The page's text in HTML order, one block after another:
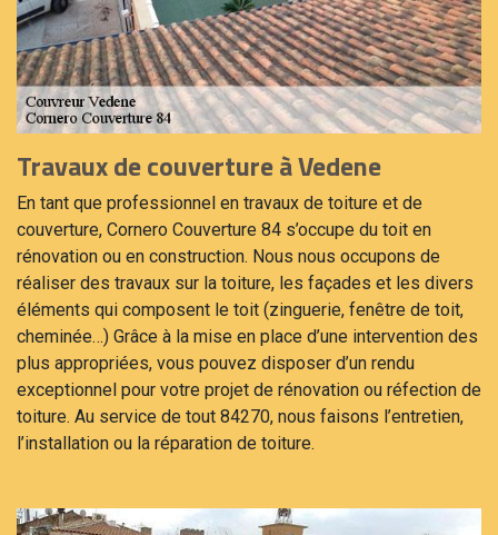
Travaux de couverture à Vedene
En tant que professionnel en travaux de toiture et de
couverture, Cornero Couverture 84 s’occupe du toit en
rénovation ou en construction. Nous nous occupons de
réaliser des travaux sur la toiture, les façades et les divers
éléments qui composent le toit (zinguerie, fenêtre de toit,
cheminée…) Grâce à la mise en place d’une intervention des
plus appropriées, vous pouvez disposer d’un rendu
exceptionnel pour votre projet de rénovation ou réfection de
toiture. Au service de tout 84270, nous faisons l’entretien,
l’installation ou la réparation de toiture.